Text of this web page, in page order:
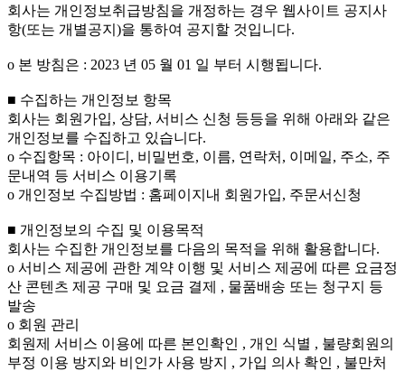
회사는 개인정보취급방침을 개정하는 경우 웹사이트 공지사
항(또는 개별공지)을 통하여 공지할 것입니다.
ο 본 방침은 : 2023 년 05 월 01 일 부터 시행됩니다.
■ 수집하는 개인정보 항목
회사는 회원가입, 상담, 서비스 신청 등등을 위해 아래와 같은
개인정보를 수집하고 있습니다.
ο 수집항목 : 아이디, 비밀번호, 이름, 연락처, 이메일, 주소, 주
문내역 등 서비스 이용기록
ο 개인정보 수집방법 : 홈페이지내 회원가입, 주문서신청
■ 개인정보의 수집 및 이용목적
회사는 수집한 개인정보를 다음의 목적을 위해 활용합니다.
ο 서비스 제공에 관한 계약 이행 및 서비스 제공에 따른 요금정
산 콘텐츠 제공 구매 및 요금 결제 , 물품배송 또는 청구지 등
발송
ο 회원 관리
회원제 서비스 이용에 따른 본인확인 , 개인 식별 , 불량회원의
부정 이용 방지와 비인가 사용 방지 , 가입 의사 확인 , 불만처